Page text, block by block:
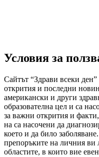
Условия за
Сайтът “Здрави всеки
открития и последни
американски и други
образователна цел и са
за важни открития и
на са насочени да
което и да било
препоръките на личния ви
областите, в които вие